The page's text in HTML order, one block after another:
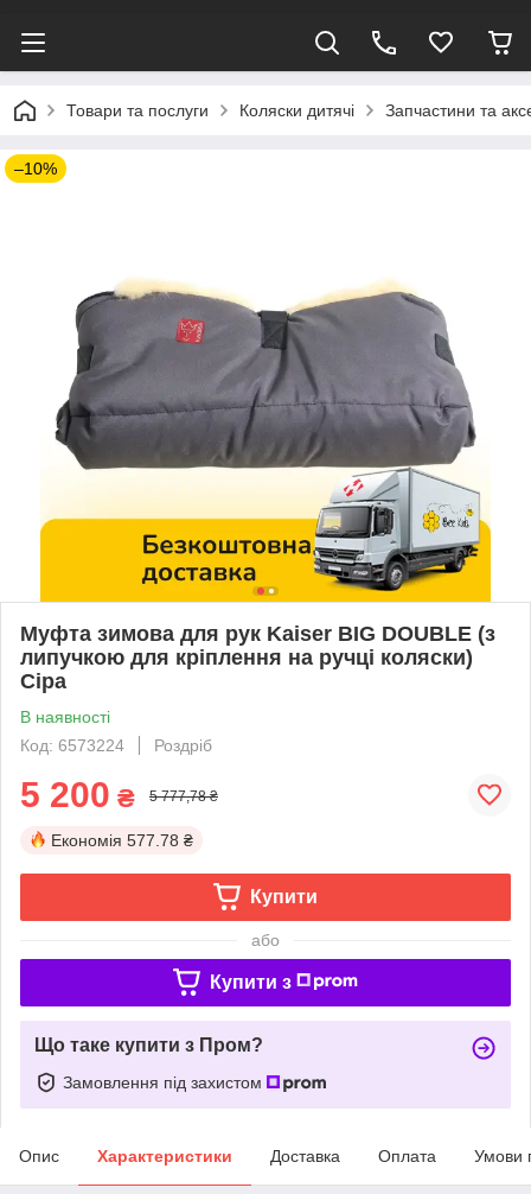
Товари та послуги Коляски дитячі Запчастини та
–10%
Муфта зимова для рук Kaiser BIG DOUBLE (з
липучкою для кріплення на ручці коляски)
Сіра
В наявності
Код: 6573224
Роздріб
5 200 ₴ 5 777,78 ₴
Економія 577.78 ₴
Купити
або
Купити з
Що таке купити з Пром?
Замовлення під захистом
Опис Характеристики Доставка Оплата Умови